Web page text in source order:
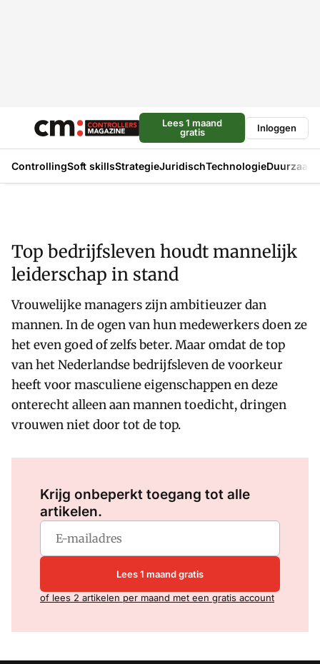
Lees 1 maand
gratis
Inloggen
ControllingSoft skillsStrategieJuridischTechnologie
Top bedrijfsleven houdt mannelijk
leiderschap in stand
Vrouwelijke managers zijn ambitieuzer dan
mannen. In de ogen van hun medewerkers doen ze
het even goed of zelfs beter. Maar omdat de top
van het Nederlandse bedrijfsleven de voorkeur
heeft voor masculiene eigenschappen en deze
onterecht alleen aan mannen toedicht, dringen
vrouwen niet door tot de top.
Krijg onbeperkt toegang tot alle
artikelen.
Lees 1 maand gratis
of lees 2 artikelen per maand met een gratis account